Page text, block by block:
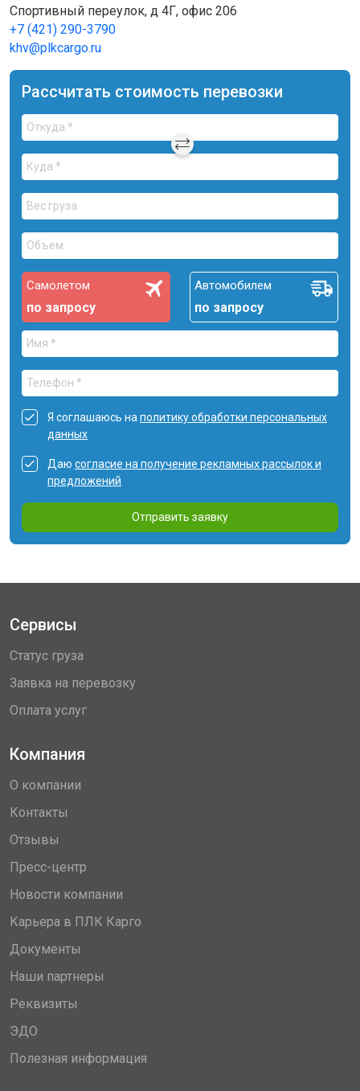
Спортивный переулок, д 4Г, офис 206
+7 (421) 290-3790
khv@plkcargo.ru
Рассчитать стоимость перевозки
Самолетом
по запросу
Автомобилем
по запросу
Я соглашаюсь на политику обработки персональных
данных
Даю согласие на получение рекламных рассылок и
предложений
Отправить заявку
Сервисы
Статус груза
Заявка на перевозку
Оплата услуг
Компания
О компании
Контакты
Отзывы
Пресс-центр
Новости компании
Карьера в ПЛК Карго
Документы
Наши партнеры
Реквизиты
ЭДО
Полезная информация